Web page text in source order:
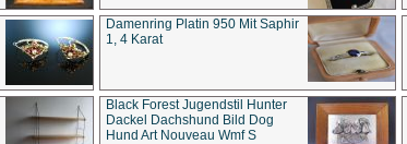
Damenring Platin 950 Mit Saphir
1, 4 Karat
Black Forest Jugendstil Hunter
Dackel Dachshund Bild Dog
Hund Art Nouveau Wmf S